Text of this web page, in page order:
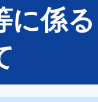
に係